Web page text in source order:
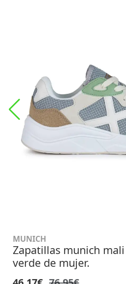
MUNICH
Zapatillas munich
verde de mujer.